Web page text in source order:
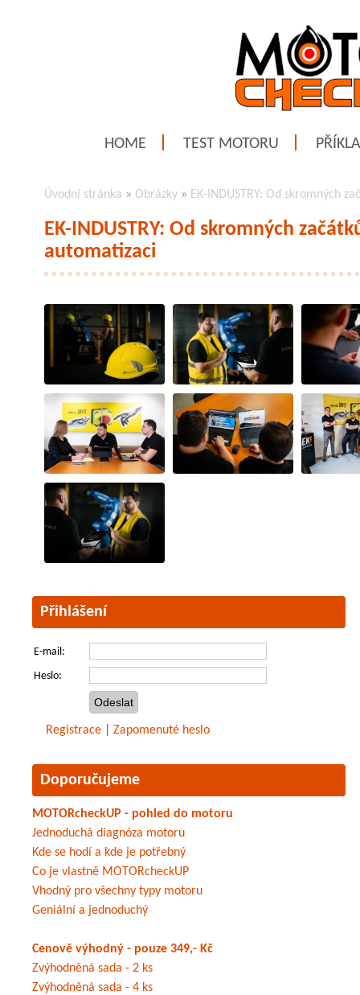
HOME TEST MOTORU
Úvodní stránka » Obrázky » EK-INDUSTRY: Od skromných
EK-INDUSTRY: Od skromných
automatizaci
Přihlášení
E-mail:
Heslo:
Registrace Zapomenuté heslo
Doporučujeme
MOTORcheckUP - pohled do motoru
Jednoduchá diagnóza motoru
Kde se hodí a kde je potřebný
Co je vlastně MOTORcheckUP
Vhodný pro všechny typy motoru
Geniální a jednoduchý
Cenově výhodný - pouze 349,- Kč
Zvýhodněná sada - 2 ks
Zvýhodněná sada - 4 ks